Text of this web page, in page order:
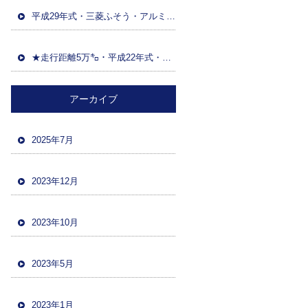
平成29年式・三菱ふそう・アルミウイング(日本トレクス)・マニュアルF7・積載13600kg・距離86万㌔・380馬力・バックカメラ
★走行距離5万㌔・平成22年式・三菱ファイター・ハイジャッキセルフローダー・車検令和5年12月・バックカメラ・ツーデフ・積載10700kg★
アーカイブ
2025年7月
2023年12月
2023年10月
2023年5月
2023年1月